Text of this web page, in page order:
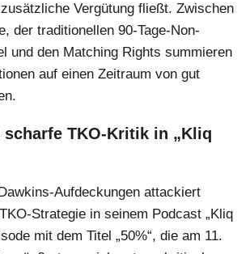
Vergütung fließt. Zwischen
der traditionellen 90-Tage-Non-
und den Matching Rights summieren
auf einen Zeitraum von gut
scharfe TKO-Kritik in „Kliq
Aufdeckungen attackiert
Strategie in seinem Podcast „Kliq
mit dem Titel „50%“, die am 11.